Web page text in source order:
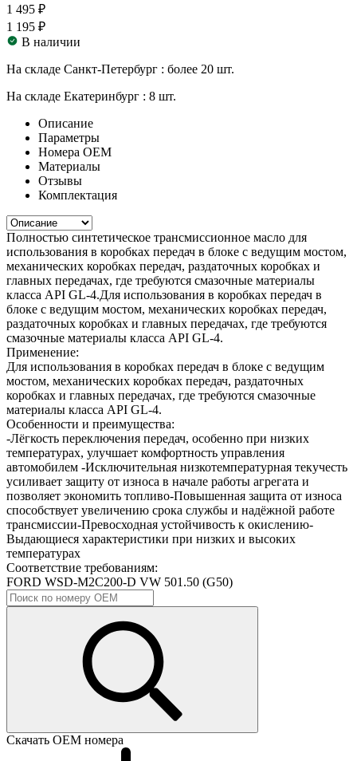
1 495 ₽
1 195 ₽
В наличии
На складе Санкт-Петербург : более 20 шт.
На складе Екатеринбург : 8 шт.
Описание
Параметры
Номера ОЕМ
Материалы
Отзывы
Комплектация
Полностью синтетическое трансмиссионное масло для
использования в коробках передач в блоке с ведущим мостом,
механических коробках передач, раздаточных коробках и
главных передачах, где требуются смазочные материалы
класса API GL-4.Для использования в коробках передач в
блоке с ведущим мостом, механических коробках передач,
раздаточных коробках и главных передачах, где требуются
смазочные материалы класса API GL-4.
Применение:
Для использования в коробках передач в блоке с ведущим
мостом, механических коробках передач, раздаточных
коробках и главных передачах, где требуются смазочные
материалы класса API GL-4.
Особенности и преимущества:
-Лёгкость переключения передач, особенно при низких
температурах, улучшает комфортность управления
автомобилем -Исключительная низкотемпературная текучесть
усиливает защиту от износа в начале работы агрегата и
позволяет экономить топливо-Повышенная защита от износа
способствует увеличению срока службы и надёжной работе
трансмиссии-Превосходная устойчивость к окислению-
Выдающиеся характеристики при низких и высоких
температурах
Соответствие требованиям:
FORD WSD-M2C200-D VW 501.50 (G50)
Скачать ОЕМ номера